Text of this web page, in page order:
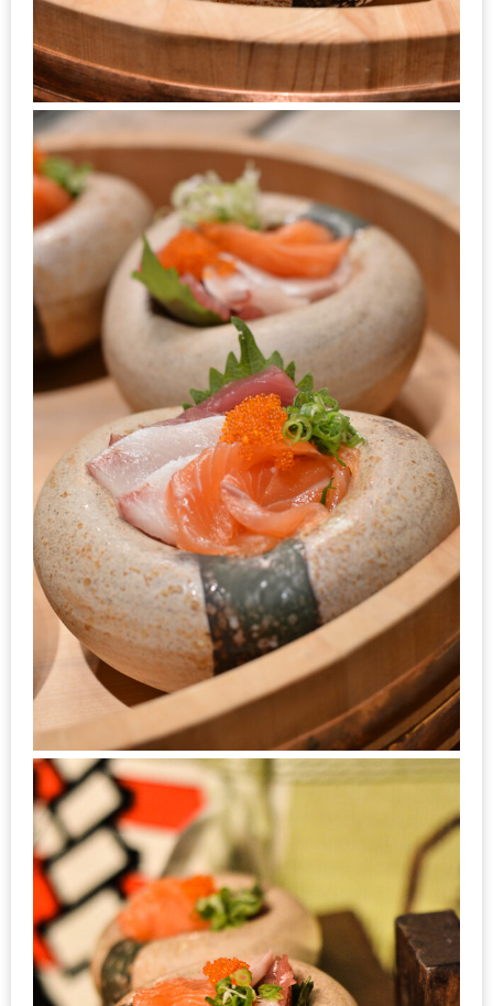
อั้น
ไม่
หมู
กระทะ
&
ทะเล
เผา
เชียงใหม่
งบ
ไม่
บาน
ปลาย
ไม่
เกิน
300
บาท
เกี่ยว
กับ
เว็บ
น้า
ชวน
หิว
เจ้าของ
ร้าน
แนะนำ
ร้าน
เพื่อน